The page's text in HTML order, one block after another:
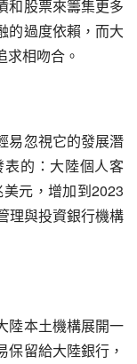
和股票來籌集更多
的過度依賴，而大
相吻合。
易忽視它的發展潛
表的：大陸個人客
元，增加到2023
理與投資銀行機構
陸本土機構展開一
留給大陸銀行，